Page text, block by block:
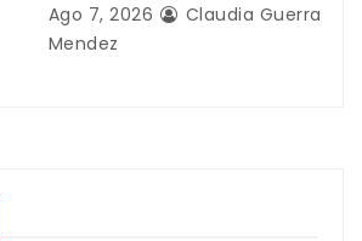
Ago 7, 2026
Claudia Guerra
Mendez